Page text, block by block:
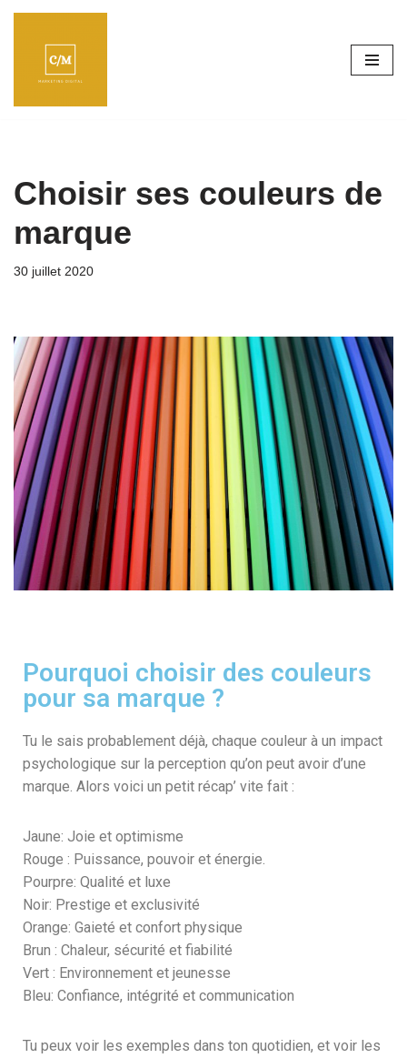
Choisir ses couleurs de
marque
30 juillet 2020
Pourquoi choisir des couleurs
pour sa marque ?
Tu le sais probablement déjà, chaque couleur à un impact
psychologique sur la perception qu’on peut avoir d’une
marque. Alors voici un petit récap’ vite fait :
Jaune: Joie et optimisme
Rouge : Puissance, pouvoir et énergie.
Pourpre: Qualité et luxe
Noir: Prestige et exclusivité
Orange: Gaieté et confort physique
Brun : Chaleur, sécurité et fiabilité
Vert : Environnement et jeunesse
Bleu: Confiance, intégrité et communication
Tu peux voir les exemples dans ton quotidien, et voir les